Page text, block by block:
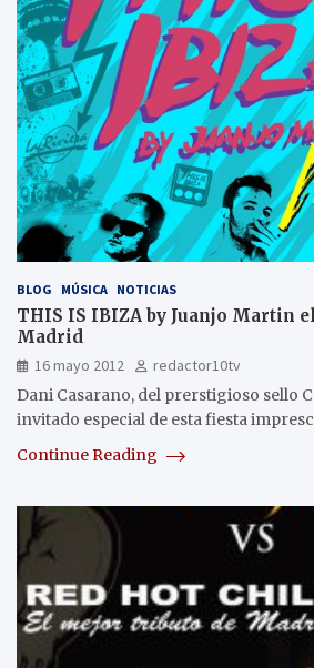
BLOG MÚSICA NOTICIAS
THIS IS IBIZA by Juanjo Martin
Madrid
16 mayo 2012
redactor10tv
Dani Casarano, del prerstigioso sello
invitado especial de esta fiesta
Continue Reading